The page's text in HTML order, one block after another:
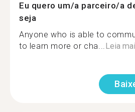
Eu quero um/a parceiro/a
seja
Anyone who is able to
to learn more or cha...Leia